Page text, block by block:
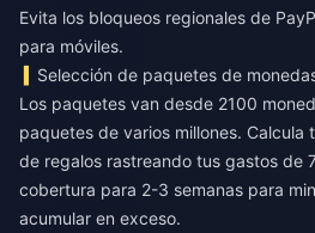
Evita los bloqueos regionales de
para móviles.
Selección de paquetes de
Los paquetes van desde 2100
paquetes de varios millones. Calcula
de regalos rastreando tus gastos de
cobertura para 2-3 semanas para
acumular en exceso.